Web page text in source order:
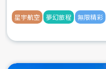
星宇航空 夢幻旅程 無限精彩